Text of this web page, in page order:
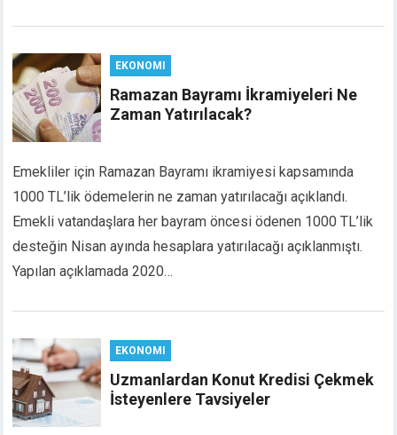
panel
panel
panel
oku
satın al
Panel
Panel
Panel
Panel
Panel
Panel
panel
sakarya
panel
EKONOMI
Ramazan Bayramı İkramiyeleri Ne
Zaman Yatırılacak?
Emekliler için Ramazan Bayramı ikramiyesi kapsamında
1000 TL’lik ödemelerin ne zaman yatırılacağı açıklandı.
Emekli vatandaşlara her bayram öncesi ödenen 1000 TL’lik
desteğin Nisan ayında hesaplara yatırılacağı açıklanmıştı.
Yapılan açıklamada 2020…
EKONOMI
Uzmanlardan Konut Kredisi Çekmek
İsteyenlere Tavsiyeler